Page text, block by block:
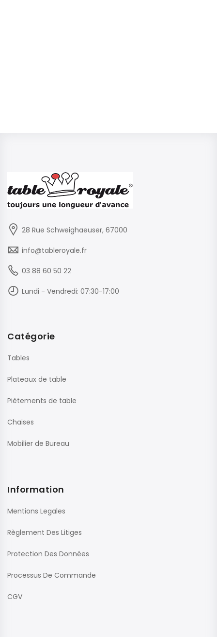
28 Rue Schweighaeuser, 67000
info@tableroyale.fr
03 88 60 50 22
Lundi - Vendredi: 07:30-17:00
Catégorie
Tables
Plateaux de table
Piètements de table
Chaises
Mobilier de Bureau
Information
Mentions Legales
Règlement Des Litiges
Protection Des Données
Processus De Commande
CGV